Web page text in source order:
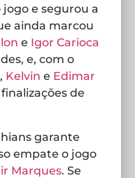
e segurou a
ainda marcou
e Igor Carioca
e, com o
Kelvin e Edimar
de
garante
empate o jogo
Marques. Se